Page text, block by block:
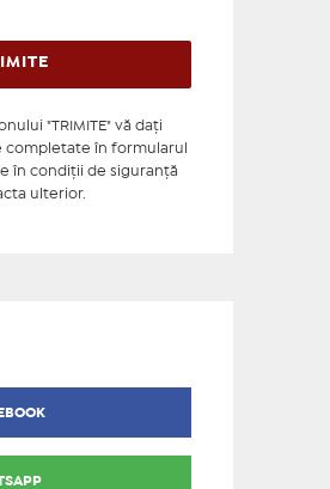
"TRIMITE" vă daţi
completate în formularul
în condiţii de siguranţă
ulterior.